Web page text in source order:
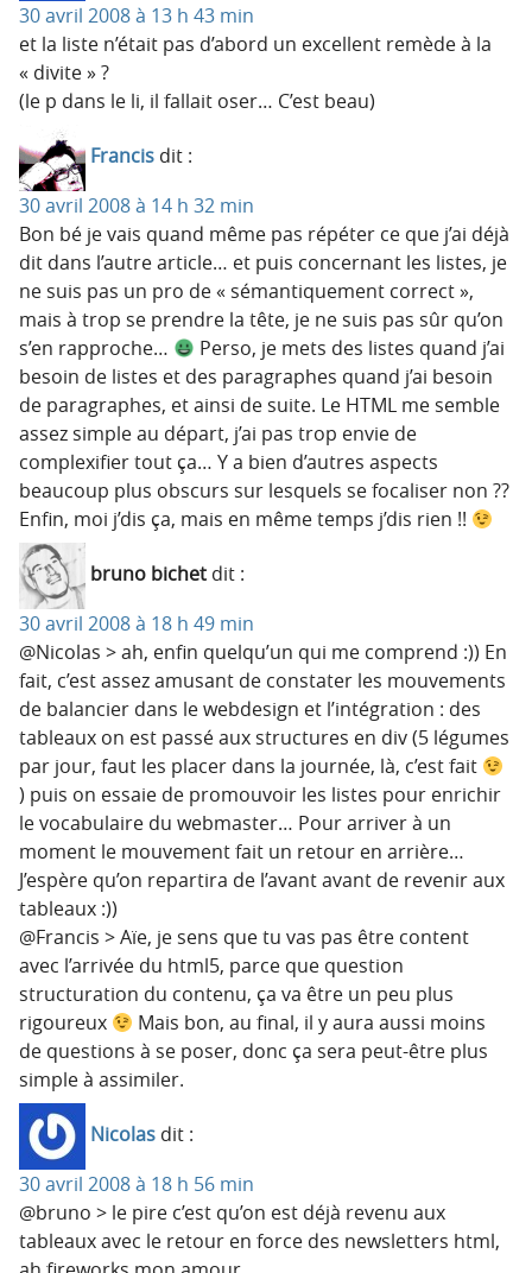
30 avril 2008 à 13 h 43 min
et la liste n’était pas d’abord un excellent remède à la
« divite » ?
(le p dans le li, il fallait oser… C’est beau)
Francis dit :
30 avril 2008 à 14 h 32 min
Bon bé je vais quand même pas répéter ce que j’ai déjà
dit dans l’autre article… et puis concernant les listes, je
ne suis pas un pro de « sémantiquement correct »,
mais à trop se prendre la tête, je ne suis pas sûr qu’on
s’en rapproche…
Perso, je mets des listes quand j’ai
besoin de listes et des paragraphes quand j’ai besoin
de paragraphes, et ainsi de suite. Le HTML me semble
assez simple au départ, j’ai pas trop envie de
complexifier tout ça… Y a bien d’autres aspects
beaucoup plus obscurs sur lesquels se focaliser non ??
Enfin, moi j’dis ça, mais en même temps j’dis rien !!
bruno bichet dit :
30 avril 2008 à 18 h 49 min
@Nicolas > ah, enfin quelqu’un qui me comprend :)) En
fait, c’est assez amusant de constater les mouvements
de balancier dans le webdesign et l’intégration : des
tableaux on est passé aux structures en div (5 légumes
par jour, faut les placer dans la journée, là, c’est fait
) puis on essaie de promouvoir les listes pour enrichir
le vocabulaire du webmaster… Pour arriver à un
moment le mouvement fait un retour en arrière…
J’espère qu’on repartira de l’avant avant de revenir aux
tableaux :))
@Francis > Aïe, je sens que tu vas pas être content
avec l’arrivée du html5, parce que question
structuration du contenu, ça va être un peu plus
rigoureux
Mais bon, au final, il y aura aussi moins
de questions à se poser, donc ça sera peut-être plus
simple à assimiler.
Nicolas dit :
30 avril 2008 à 18 h 56 min
@bruno > le pire c’est qu’on est déjà revenu aux
tableaux avec le retour en force des newsletters html,